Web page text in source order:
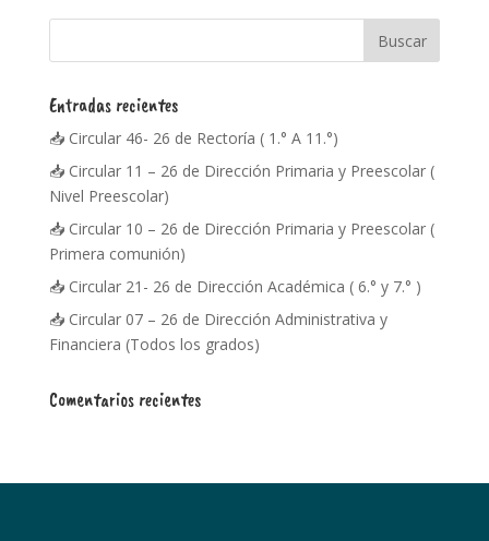
Entradas recientes
📥 Circular 46- 26 de Rectoría ( 1.° A 11.°)
📥 Circular 11 – 26 de Dirección Primaria y Preescolar (
Nivel Preescolar)
📥 Circular 10 – 26 de Dirección Primaria y Preescolar (
Primera comunión)
📥 Circular 21- 26 de Dirección Académica ( 6.° y 7.° )
📥 Circular 07 – 26 de Dirección Administrativa y
Financiera (Todos los grados)
Comentarios recientes